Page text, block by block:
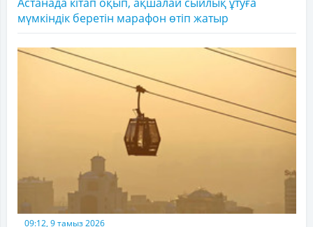
Астанада кітап оқып, ақшалай сыйлық ұтуға
мүмкіндік беретін марафон өтіп жатыр
09:12, 9 тамыз 2026